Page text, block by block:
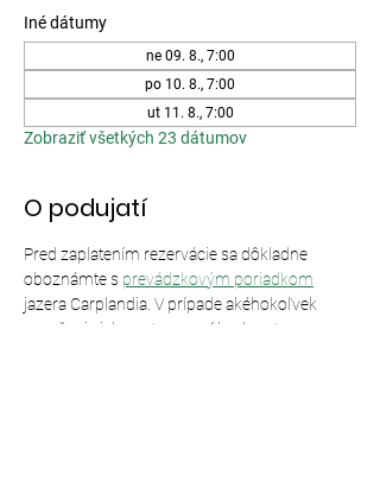
Iné dátumy
ne 09. 8., 7:00
po 10. 8., 7:00
ut 11. 8., 7:00
Zobraziť všetkých 23 dátumov
O podujatí
Pred zaplatením rezervácie sa dôkladne
oboznámte s prevádzkovým poriadkom
jazera Carplandia. V prípade akéhokoľvek
porušenia jeho ustanovení bude vstup